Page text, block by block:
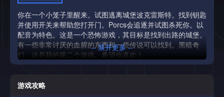
你在一个小笼子里醒来。试图逃离城堡波克雷斯特。找到钥匙
并使用开关来帮助您打开门。Porcs会追逐并试图杀死你。以
配音为特色。这是一个恐怖游戏，其目标是找到出路的城堡。
有一些非常讨厌的血腥的东西和一些传说可以找到。黑暗奇
幻。这是我的第二个游戏。希望你喜欢！
-- 展开更多 --
游戏攻略